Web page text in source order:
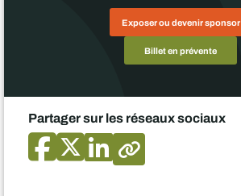
Exposer ou devenir sponsor
Billet en prévente
Partager sur les réseaux sociaux